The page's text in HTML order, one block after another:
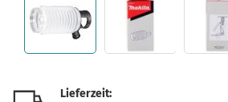
Lieferzeit: